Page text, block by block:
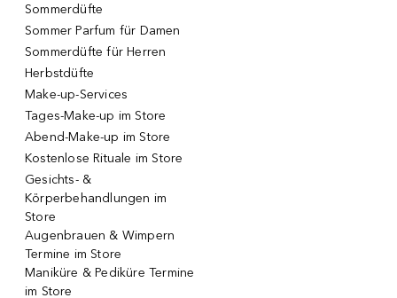
Sommerdüfte
Sommer Parfum für Damen
Sommerdüfte für Herren
Herbstdüfte
Make-up-Services
Tages-Make-up im Store
Abend-Make-up im Store
Kostenlose Rituale im Store
Gesichts- &
Körperbehandlungen im
Store
Augenbrauen & Wimpern
Termine im Store
Maniküre & Pediküre Termine
im Store